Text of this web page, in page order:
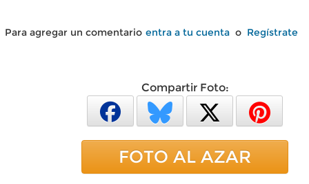
Para agregar un comentario entra a tu cuenta o Regístrate
Compartir Foto:
FOTO AL AZAR